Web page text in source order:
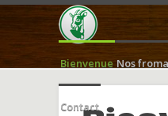
Bienvenue Nos
Contact